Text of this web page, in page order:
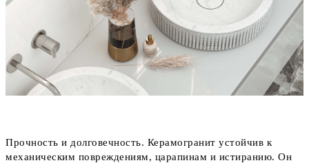
Прочность и долговечность. Керамогранит устойчив к
механическим повреждениям, царапинам и истиранию. Он